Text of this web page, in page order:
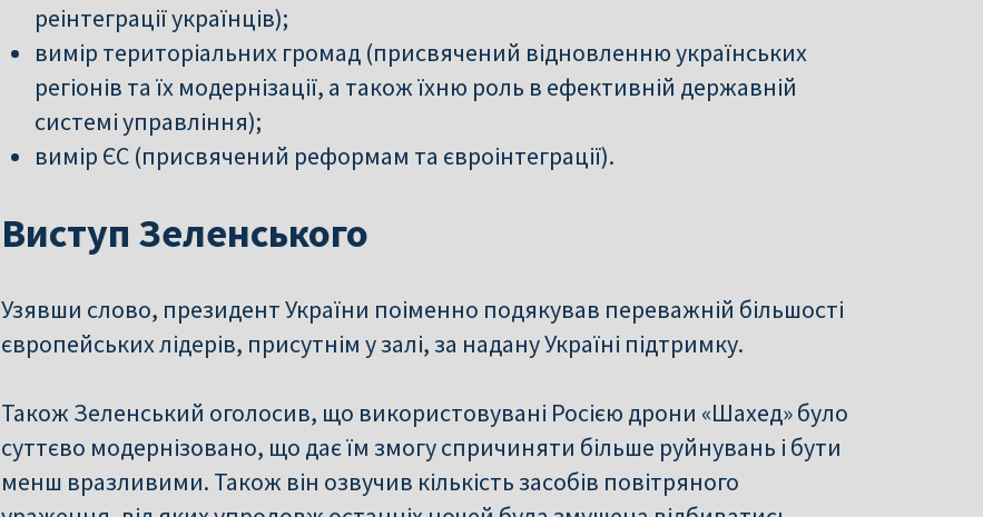
реінтеграції українців);
вимір територіальних громад (присвячений відновленню українських
регіонів та їх модернізації, а також їхню роль в ефективній державній
системі управління);
вимір ЄС (присвячений реформам та євроінтеграції).
Виступ Зеленського
Узявши слово, президент України поіменно подякував переважній більшості
європейських лідерів, присутнім у залі, за надану Україні підтримку.
Також Зеленський оголосив, що використовувані Росією дрони «Шахед» було
суттєво модернізовано, що дає їм змогу спричиняти більше руйнувань і бути
менш вразливими. Також він озвучив кількість засобів повітряного